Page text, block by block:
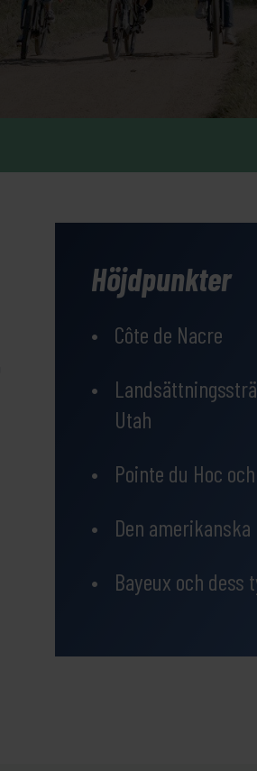
Höjdpunkter
Côte de Nacre
Utah
Pointe du Hoc
Den
Bayeux och dess